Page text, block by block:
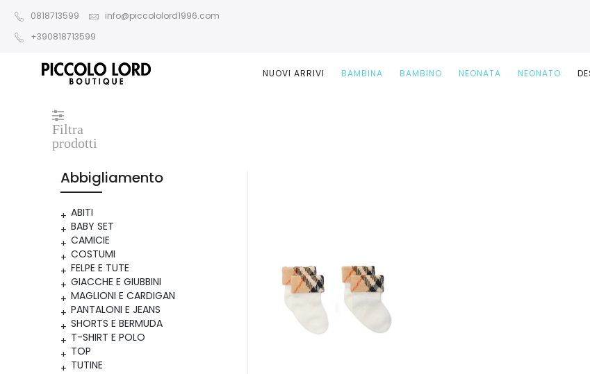
0818713599
info@piccololord1996.com
+390818713599
NUOVI ARRIVI BAMBINA BAMBINO NEONATA NEONATO
Filtra
prodotti
Abbigliamento
ABITI
BABY SET
CAMICIE
COSTUMI
FELPE E TUTE
GIACCHE E GIUBBINI
MAGLIONI E CARDIGAN
PANTALONI E JEANS
SHORTS E BERMUDA
T-SHIRT E POLO
TOP
TUTINE